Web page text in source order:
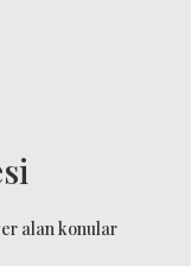
alan konular